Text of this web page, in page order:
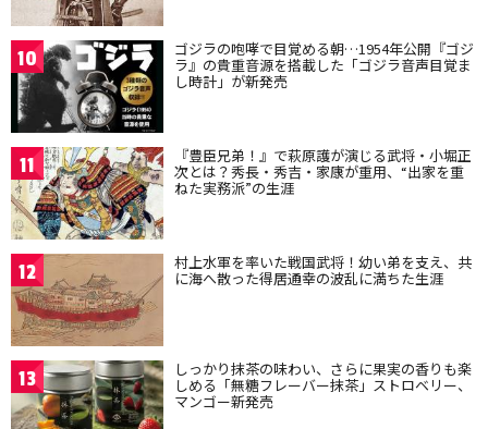
10 ゴジラの咆哮で目覚める朝…1954年公開『ゴジ
ラ』の貴重音源を搭載した「ゴジラ音声目覚ま
し時計」が新発売
11 『豊臣兄弟！』で萩原護が演じる武将・小堀正
次とは？秀長・秀吉・家康が重用、“出家を重
ねた実務派”の生涯
12 村上水軍を率いた戦国武将！幼い弟を支え、共
に海へ散った得居通幸の波乱に満ちた生涯
13 しっかり抹茶の味わい、さらに果実の香りも楽
しめる「無糖フレーバー抹茶」ストロベリー、
マンゴー新発売